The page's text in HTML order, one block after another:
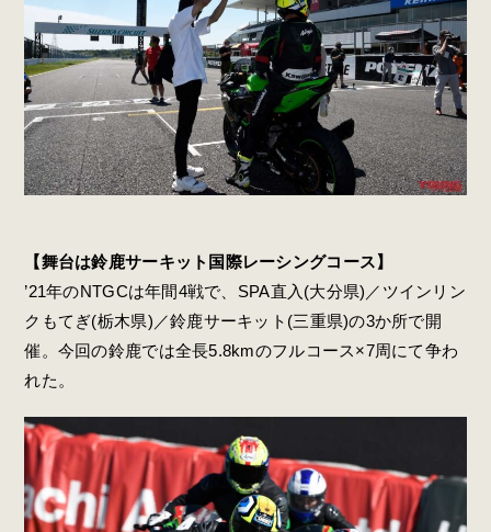
【舞台は鈴鹿サーキット国際レーシングコース】
’21年のNTGCは年間4戦で、SPA直入(大分県)／ツインリン
クもてぎ(栃木県)／鈴鹿サーキット(三重県)の3か所で開
催。今回の鈴鹿では全長5.8kmのフルコース×7周にて争わ
れた。